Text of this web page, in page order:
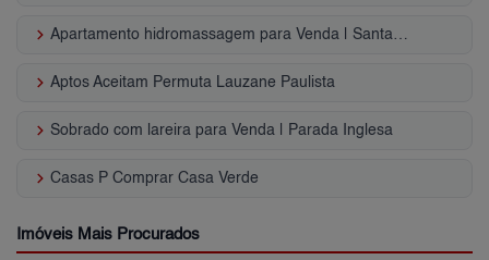
keyboard_arrow_right Apartamento hidromassagem para Venda | Santa Teresinha
keyboard_arrow_right Aptos Aceitam Permuta Lauzane Paulista
keyboard_arrow_right Sobrado com lareira para Venda | Parada Inglesa
keyboard_arrow_right Casas P Comprar Casa Verde
Imóveis Mais Procurados